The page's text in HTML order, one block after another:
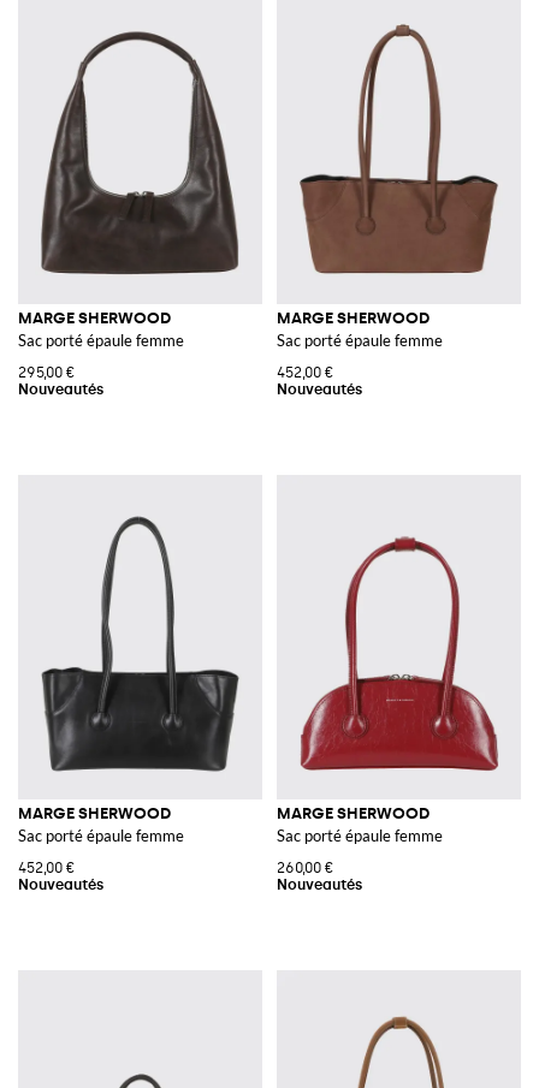
MARGE SHERWOOD
Sac porté épaule femme
295,00 €
MARGE SHERWOOD
Sac porté épaule femme
452,00 €
MARGE SHERWOOD
Sac porté épaule femme
452,00 €
MARGE SHERWOOD
Sac porté épaule femme
260,00 €